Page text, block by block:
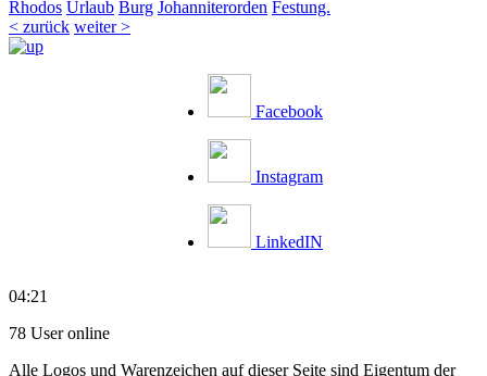
Rhodos Urlaub Burg Johanniterorden Festung.
< zurück weiter >
Facebook
Instagram
LinkedIN
04:21
78 User online
Alle Logos und Warenzeichen auf dieser Seite sind Eigentum der